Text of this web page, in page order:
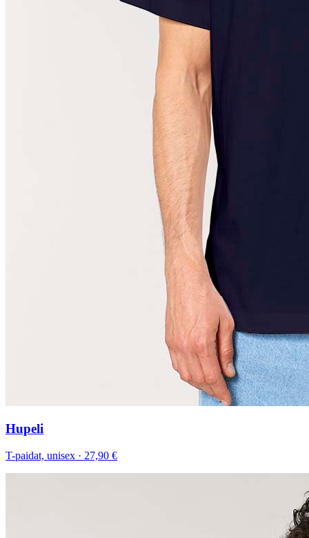
Hupeli
T-paidat, unisex · 27,90 €